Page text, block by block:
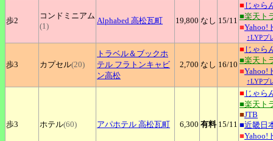
歩2
コンドミニアム
(1)
Alphabed 高松瓦町 19,800 なし 15/11
■ じゃら
■楽天ト
■Yahoo!
↑LYPプ
歩3 カプセル(20)
トラベル＆ブックホ
テル フラトンキャビ
ン高松
2,700 なし 16/10
■ じゃら
■楽天ト
■Yahoo!
↑LYPプ
歩3 ホテル(60) アパホテル 高松瓦町 6,300 有料 15/11
■ じゃら
■楽天ト
■JTB
■近畿日
■Yahoo!